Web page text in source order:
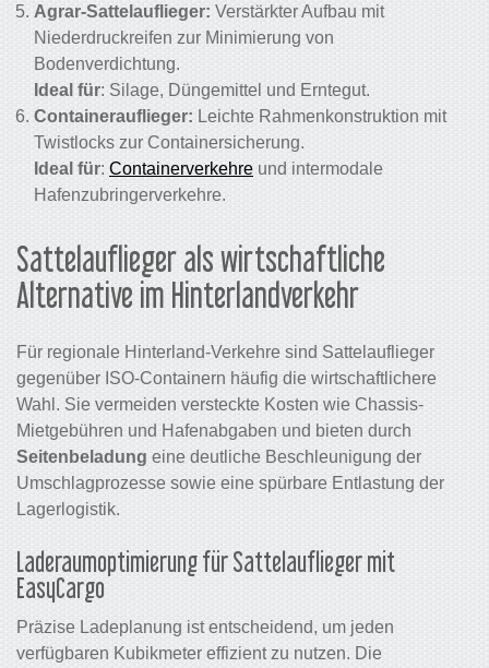
Agrar-Sattelauflieger: Verstärkter Aufbau mit
Niederdruckreifen zur Minimierung von
Bodenverdichtung.
Ideal für: Silage, Düngemittel und Erntegut.
Containerauflieger: Leichte Rahmenkonstruktion mit
Twistlocks zur Containersicherung.
Ideal für: Containerverkehre und intermodale
Hafenzubringerverkehre.
Sattelauflieger als wirtschaftliche
Alternative im Hinterlandverkehr
Für regionale Hinterland-Verkehre sind Sattelauflieger
gegenüber ISO-Containern häufig die wirtschaftlichere
Wahl. Sie vermeiden versteckte Kosten wie Chassis-
Mietgebühren und Hafenabgaben und bieten durch
Seitenbeladung eine deutliche Beschleunigung der
Umschlagprozesse sowie eine spürbare Entlastung der
Lagerlogistik.
Laderaumoptimierung für Sattelauflieger mit
EasyCargo
Präzise Ladeplanung ist entscheidend, um jeden
verfügbaren Kubikmeter effizient zu nutzen. Die